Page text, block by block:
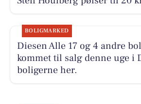
BOLIGMARKED
Diesen Alle 17 og 4 andre
kommet til salg denne uge i
boligerne her.